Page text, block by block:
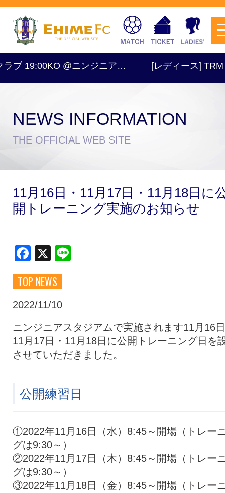
試合日程・結果 アクセス
スクール
チケットを購入
トップチーム
スポンサー
特設ページ
@ニンジニア… [レディース] TRM
NEWS INFORMATION
THE OFFICIAL WEB SITE
11月16日・11月17日・11月18日に
開トレーニング実施のお知らせ
Facebook
X
TOP NEWS
2022/11/10
ニンジニアスタジアムで実施されます11月16
11月17日・11月18日に公開トレーニング日を
させていただきました。
公開練習日
①2022年11月16日（水）8:45～開場（トレー
グは9:30～）
②2022年11月17日（木）8:45～開場（トレー
グは9:30～）
③2022年11月18日（金）8:45～開場（トレー